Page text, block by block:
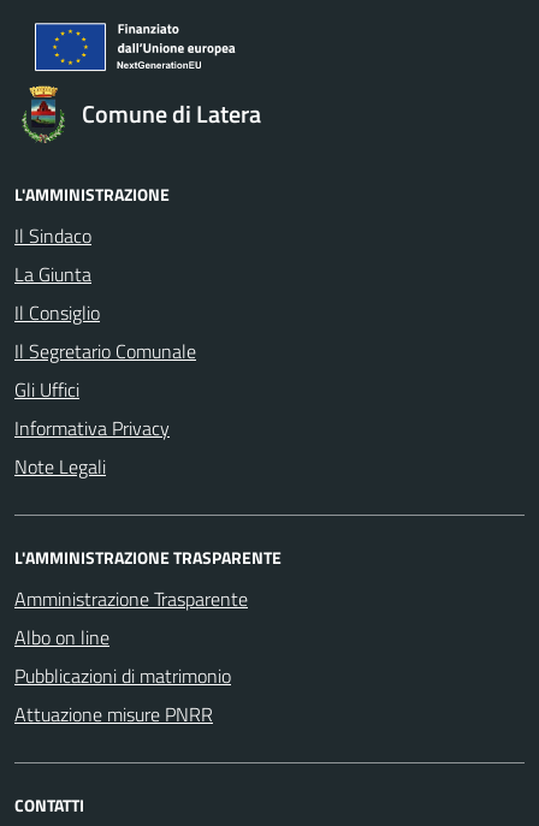
Comune di Latera
L'AMMINISTRAZIONE
Il Sindaco
La Giunta
Il Consiglio
Il Segretario Comunale
Gli Uffici
Informativa Privacy
Note Legali
L'AMMINISTRAZIONE TRASPARENTE
Amministrazione Trasparente
Albo on line
Pubblicazioni di matrimonio
Attuazione misure PNRR
CONTATTI